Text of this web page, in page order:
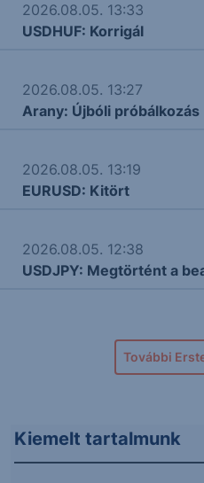
2026.08.05. 13:33
USDHUF: Korrigál
2026.08.05. 13:27
Arany: Újbóli próbálkozás
2026.08.05. 13:19
EURUSD: Kitört
2026.08.05. 12:38
USDJPY: Megtörtént a
További
Kiemelt tartalmunk